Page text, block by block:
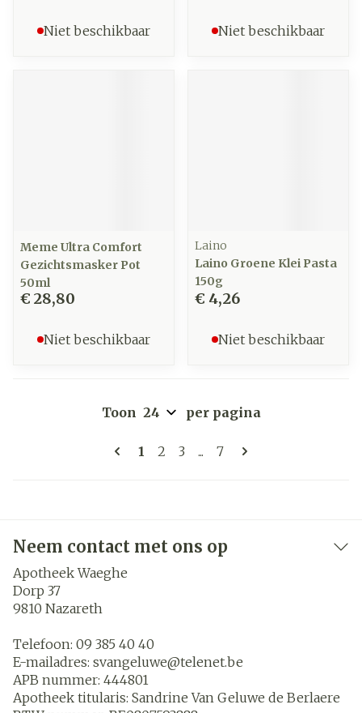
Niet beschikbaar Niet beschikbaar
Meme Ultra Comfort
Gezichtsmasker Pot
50ml
€ 28,80
Niet beschikbaar
Laino
Laino Groene Klei Pasta
150g
€ 4,26
Niet beschikbaar
Pagina's
U lees momenteel pagina
1 Pagina
2 Pagina
3 ... Pagina
7
Toon per pagina
Neem contact met ons op
Apotheek Waeghe
Dorp 37
9810 Nazareth
Telefoon: 09 385 40 40
E-mailadres: svangeluwe@telenet.be
APB nummer: 444801
Apotheek titularis: Sandrine Van Geluwe de Berlaere